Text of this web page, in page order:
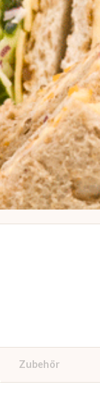
Zubehör